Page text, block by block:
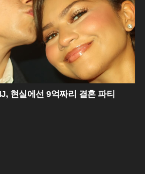
현실에선 9억짜리 결혼 파티